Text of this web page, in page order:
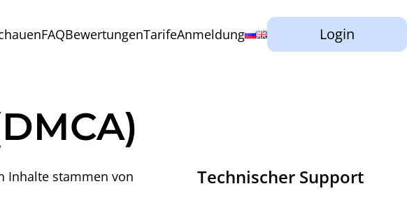
FAQBewertungenTarifeAnmeldung Login
Inhalte stammen von
Technischer Support